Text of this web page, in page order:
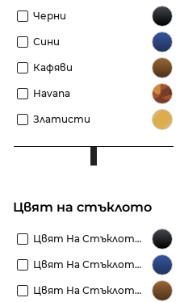
Черни
Сини
Кафяви
Havana
Златисти
Цвят на стъклото
Цвят На Стъклото Черни
Цвят На Стъклото Сини
Цвят На Стъклото Кафяви